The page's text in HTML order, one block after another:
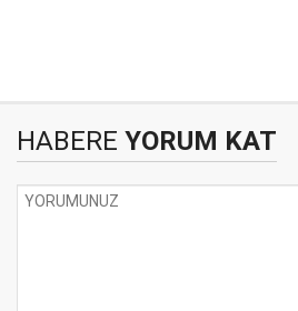
HABERE YORUM KAT